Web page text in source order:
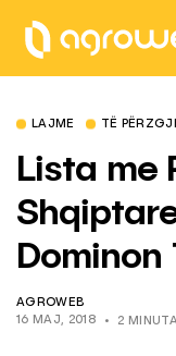
LAJME TË
Lista me
Dominon
AGROWEB
16 MAJ, 2018
2